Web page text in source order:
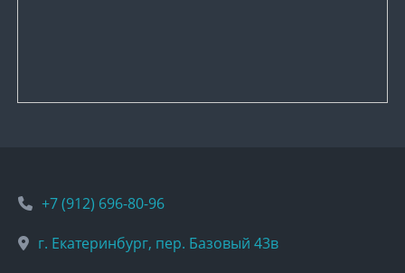
+7 (912) 696-80-96
г. Екатеринбург, пер. Базовый 43в